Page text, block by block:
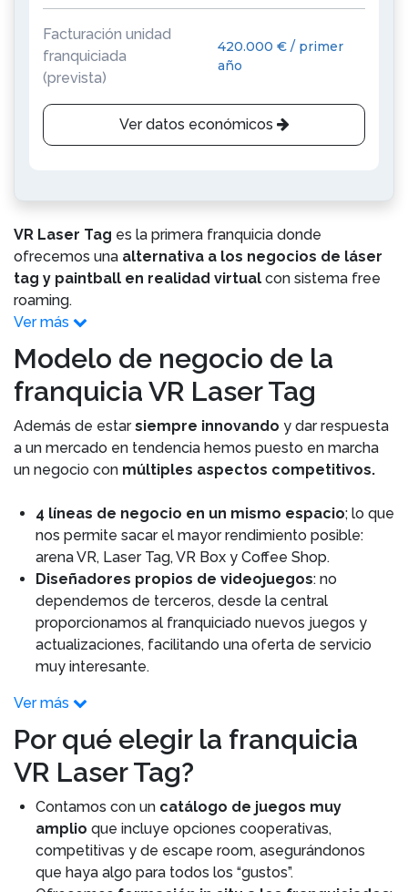
Facturación unidad
franquiciada
(prevista)
420.000 € / primer
año
Ver datos económicos
VR Laser Tag es la primera franquicia donde
ofrecemos una alternativa a los negocios de láser
tag y paintball en realidad virtual con sistema free
roaming.
Ver más
Modelo de negocio de la
franquicia VR Laser Tag
Además de estarsiempre innovando y dar respuesta
a un mercado en tendencia hemos puesto en marcha
un negocio con múltiples aspectos competitivos.
4 líneas de negocio en un mismo espacio; lo que
nos permite sacar el mayor rendimiento posible:
arena VR, Laser Tag, VR Box y Coffee Shop.
Diseñadores propios de videojuegos: no
dependemos de terceros, desde la central
proporcionamos al franquiciado nuevos juegos y
actualizaciones, facilitando una oferta de servicio
muy interesante.
Ver más
Por qué elegir la franquicia
VR Laser Tag?
Contamos con un catálogo de juegos muy
amplio que incluye opciones cooperativas,
competitivas y de escape room, asegurándonos
que haya algo para todos los “gustos”.